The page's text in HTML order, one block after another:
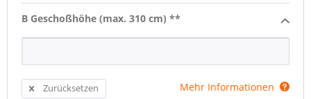
B Geschoßhöhe (max. 310 cm) **
Zurücksetzen Mehr Informationen